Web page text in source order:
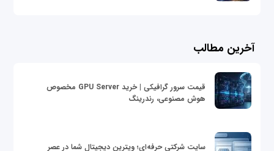
آخرین مطالب
قیمت سرور گرافیکی | خرید GPU Server مخصوص
هوش مصنوعی، رندرینگ
سایت شرکتی حرفه‌ای؛ ویترین دیجیتال شما در عصر